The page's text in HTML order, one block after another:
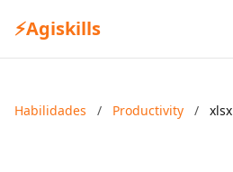
⚡Agiskills
Habilidades / Productivity / xlsx